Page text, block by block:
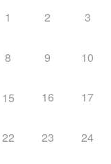
1 2 3
8 9 10
15 16 17
22 23 24